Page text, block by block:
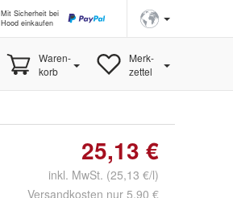
Mit Sicherheit bei
Hood einkaufen
Waren-
korb
Merk-
zettel
25,13 €
inkl. MwSt. (25,13 €/l)
Versandkosten nur 5,90 €